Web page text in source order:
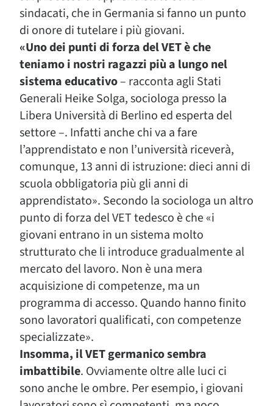
sindacati, che in Germania si fanno un punto
di onore di tutelare i più giovani.
«Uno dei punti di forza del VET è che
teniamo i nostri ragazzi più a lungo nel
sistema educativo– racconta agli Stati
Generali Heike Solga, sociologa presso la
Libera Università di Berlino ed esperta del
settore –. Infatti anche chi va a fare
l’apprendistato e non l’università riceverà,
comunque, 13 anni di istruzione: dieci anni di
scuola obbligatoria più gli anni di
apprendistato». Secondo la sociologa un altro
punto di forza del VET tedesco è che «i
giovani entrano in un sistema molto
strutturato che li introduce gradualmente al
mercato del lavoro. Non è una mera
acquisizione di competenze, ma un
programma di accesso. Quando hanno finito
sono lavoratori qualificati, con competenze
specializzate».
Insomma, il VET germanico sembra
imbattibile. Ovviamente oltre alle luci ci
sono anche le ombre. Per esempio, i giovani